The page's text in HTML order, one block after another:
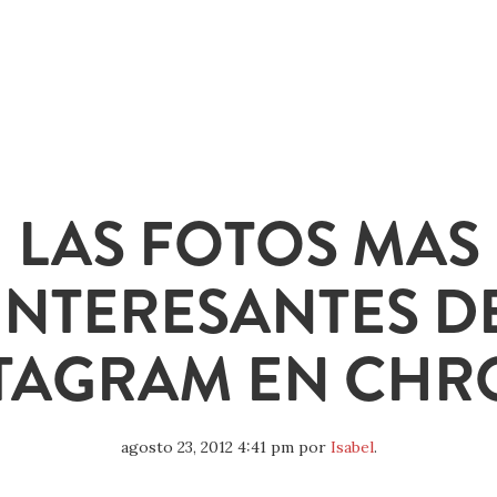
LAS FOTOS MAS
EN
agosto 23, 2012 4:41 pmpor Isabel.